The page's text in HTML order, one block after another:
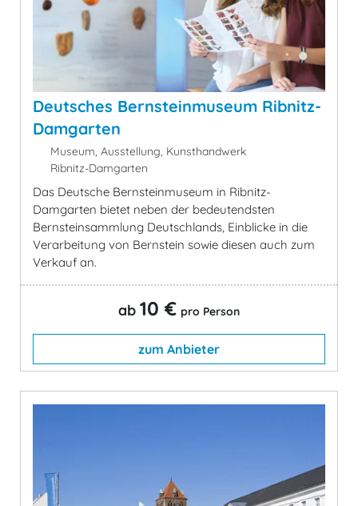
Deutsches Bernsteinmuseum Ribnitz-
Damgarten
Museum, Ausstellung, Kunsthandwerk
Ribnitz-Damgarten
Das Deutsche Bernsteinmuseum in Ribnitz-
Damgarten bietet neben der bedeutendsten
Bernsteinsammlung Deutschlands, Einblicke in die
Verarbeitung von Bernstein sowie diesen auch zum
Verkauf an.
ab 10 € pro Person
zum Anbieter